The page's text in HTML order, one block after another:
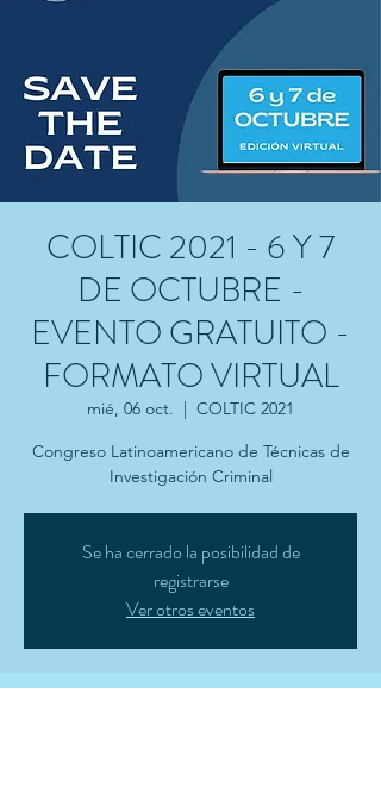
COLTIC 2021 - 6 Y 7
DE OCTUBRE -
EVENTO GRATUITO -
FORMATO VIRTUAL
mié, 06 oct.
  |
COLTIC 2021
Congreso Latinoamericano de Técnicas de
Investigación Criminal
Se ha cerrado la posibilidad de
registrarse
Ver otros eventos